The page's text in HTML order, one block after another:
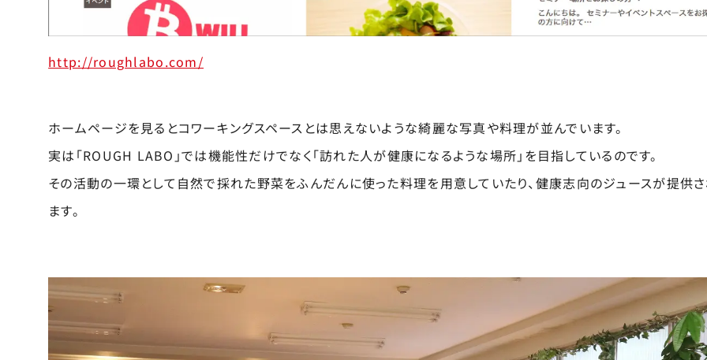
http://roughlabo.com/
ホームページを見るとコワーキングスペースとは思えないような綺麗な写真や料理が並んでいます。
実は「ROUGH LABO」では機能性だけでなく「訪れた人が健康になるような場所」を目指しているのです。
その活動の一環として自然で採れた野菜をふんだんに使った料理を用意していたり、健康志向のジュースが提供
ます。